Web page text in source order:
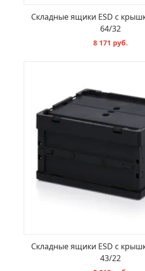
Складные ящики ESD с
64/32
8 171 руб.
Складные ящики ESD с
43/22